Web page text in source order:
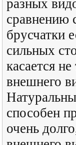
разных
сравнению
брусчатки
сильных
касается не
внешнего
способен
очень